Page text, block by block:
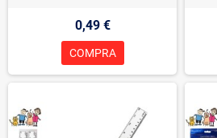
0,49 €
COMPRA